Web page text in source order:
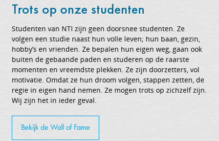
Trots op onze studenten
Studenten van NTI zijn geen doorsnee studenten. Ze
volgen een studie naast hun volle leven; hun baan, gezin,
hobby’s en vrienden. Ze bepalen hun eigen weg, gaan ook
buiten de gebaande paden en studeren op de raarste
momenten en vreemdste plekken. Ze zijn doorzetters, vol
motivatie. Omdat ze hun droom volgen, stappen zetten, de
regie in eigen hand nemen. Ze mogen trots op zichzelf zijn.
Wij zijn het in ieder geval.
Bekijk de Wall of Fame